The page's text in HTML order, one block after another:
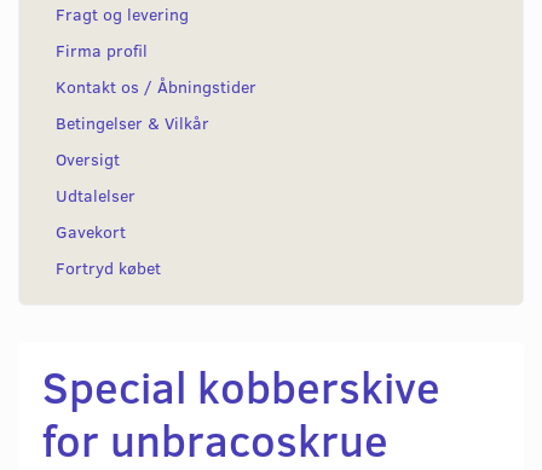
Fragt og levering
Firma profil
Kontakt os / Åbningstider
Betingelser & Vilkår
Oversigt
Udtalelser
Gavekort
Fortryd købet
Special kobberskive
for unbracoskrue